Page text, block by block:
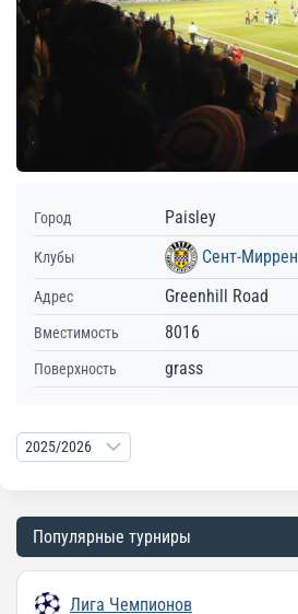
Город Paisley
Клубы Сент-Миррен
Адрес Greenhill Road
Вместимость 8016
Поверхность grass
Популярные турниры
Лига Чемпионов